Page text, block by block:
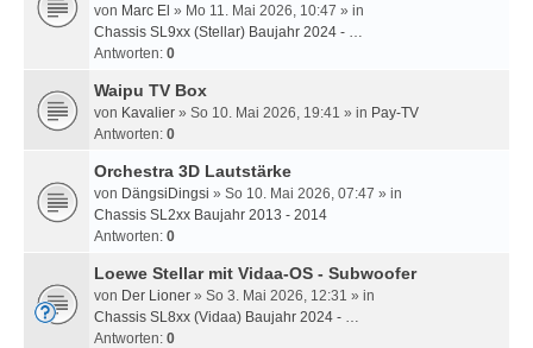
von Marc El » Mo 11. Mai 2026, 10:47 » in
Chassis SL9xx (Stellar) Baujahr 2024 - …
Antworten: 0
Waipu TV Box
von Kavalier » So 10. Mai 2026, 19:41 » in Pay-TV
Antworten: 0
Orchestra 3D Lautstärke
von DängsiDingsi » So 10. Mai 2026, 07:47 » in
Chassis SL2xx Baujahr 2013 - 2014
Antworten: 0
Loewe Stellar mit Vidaa-OS - Subwoofer
von Der Lioner » So 3. Mai 2026, 12:31 » in
Chassis SL8xx (Vidaa) Baujahr 2024 - …
Antworten: 0